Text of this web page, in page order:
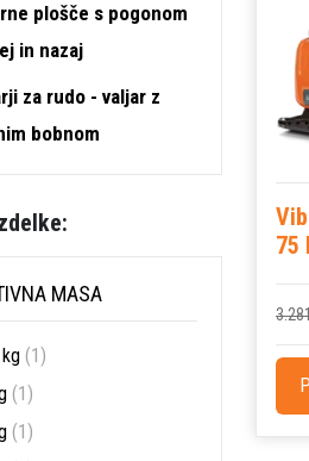
plošče s pogonom
in nazaj
za rudo - valjar z
bobnom
MASA
(1)
(1)
(1)
75